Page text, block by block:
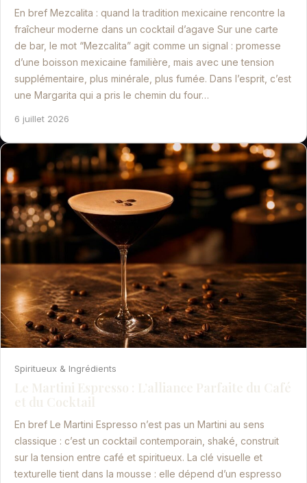
En bref Mezcalita : quand la tradition mexicaine rencontre la
fraîcheur moderne dans un cocktail d’agave Sur une carte
de bar, le mot “Mezcalita” agit comme un signal : promesse
d’une boisson mexicaine familière, mais avec une tension
supplémentaire, plus minérale, plus fumée. Dans l’esprit, c’est
une Margarita qui a pris le chemin du four…
6 juillet 2026
Spiritueux & Ingrédients
Le Martini Espresso : L’alliance Parfaite du Café
et du Cocktail
En bref Le Martini Espresso n’est pas un Martini au sens
classique : c’est un cocktail contemporain, shaké, construit
sur la tension entre café et spiritueux. La clé visuelle et
texturelle tient dans la mousse : elle dépend d’un espresso